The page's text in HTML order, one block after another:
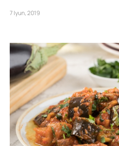
7 Iyun, 2019